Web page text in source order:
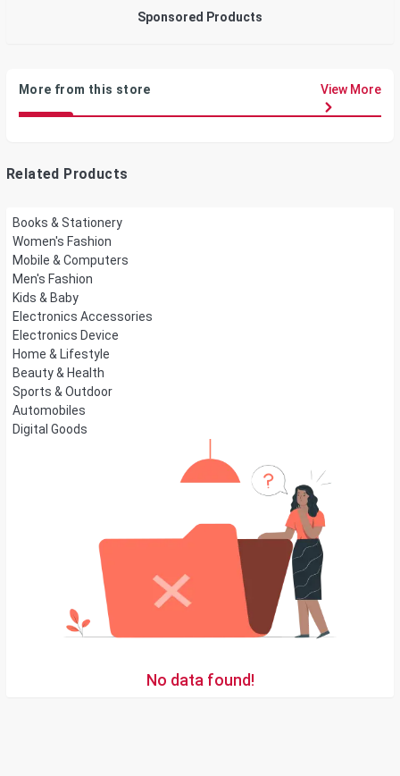
Sponsored Products
More from this store View More
Related Products
Books & Stationery
Women's Fashion
Mobile & Computers
Men's Fashion
Kids & Baby
Electronics Accessories
Electronics Device
Home & Lifestyle
Beauty & Health
Sports & Outdoor
Automobiles
Digital Goods
No data found!